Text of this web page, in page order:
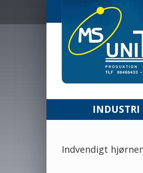
content
INDUSTRI
Indvendigt